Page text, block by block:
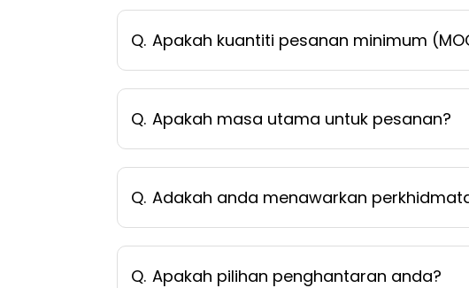
Q. Apakah kuantiti pesanan minimum
Q. Apakah masa utama untuk pesanan?
Q. Adakah anda menawarkan
Q. Apakah pilihan penghantaran anda?